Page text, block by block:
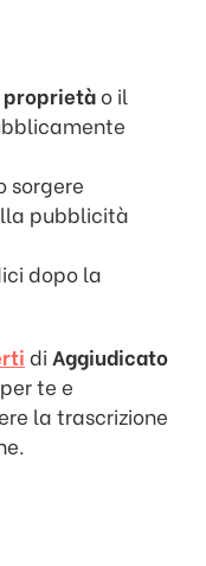
proprietào il
sorgere
pubblicità
dopo la
di Aggiudicato
per te e
la trascrizione